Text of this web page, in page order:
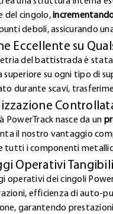
del cingolo,
deboli, assicurando
Eccellente su
del battistrada è
superiore su ogni tipo di
durante scavi,
PowerTrack nasce da un
il nostro vantaggio
tutti i componenti
Operativi
operativi dei cingoli
efficienza di auto-
garantendo